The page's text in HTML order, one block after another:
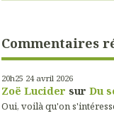
Commentaires
20h25 24 avril 2026
Zoë Lucider sur Du
Oui, voilà qu'on